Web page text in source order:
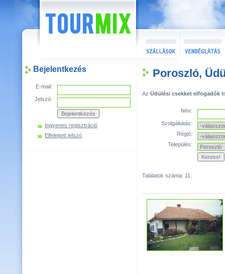
Bejelentkezés
E-mail:
Jelszó:
Ingyenes regisztráció
Elfelejtett jelszó
Poroszló,
Az Üdülési csekket elfogadók
Név:
Szolgáltatás:
Régió:
Település:
Találatok száma: 11.